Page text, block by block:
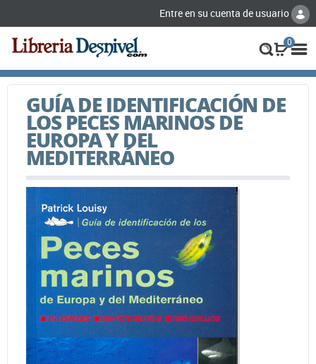
Entre en su cuenta de usuario
0
GUÍA DE IDENTIFICACIÓN DE
LOS PECES MARINOS DE
EUROPA Y DEL
MEDITERRÁNEO